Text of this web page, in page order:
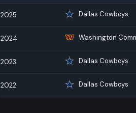
2025 Dallas Cowboys
2024 Washington
2023 Dallas Cowboys
2022 Dallas Cowboys